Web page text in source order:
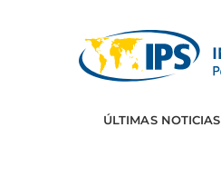
ÚLTIMAS NOTICIAS